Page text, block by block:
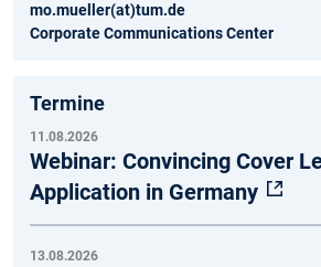
mo.mueller(at)tum.de
Corporate Communications Center
Termine
11.08.2026
Webinar: Convincing Cover
Application in Germany
13.08.2026